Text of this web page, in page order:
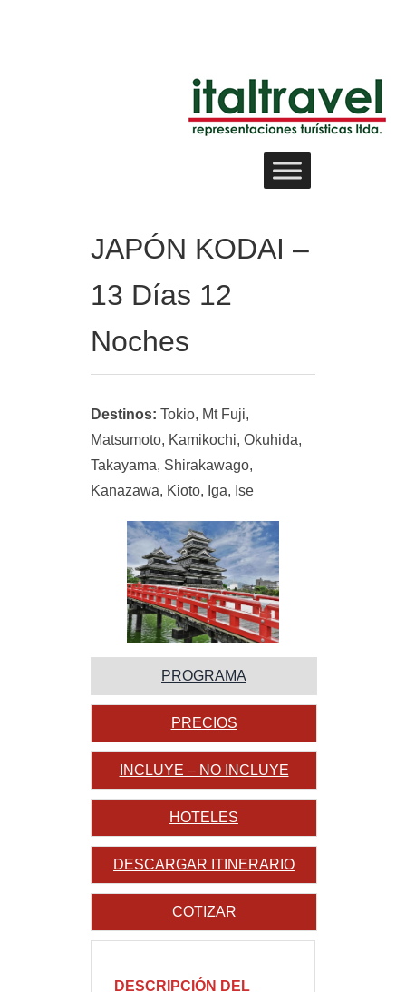
JAPÓN KODAI –
13 Días 12
Noches
Destinos: Tokio, Mt Fuji,
Matsumoto, Kamikochi, Okuhida,
Takayama, Shirakawago,
Kanazawa, Kioto, Iga, Ise
PROGRAMA
PRECIOS
INCLUYE – NO INCLUYE
HOTELES
DESCARGAR ITINERARIO
COTIZAR
DESCRIPCIÓN DEL